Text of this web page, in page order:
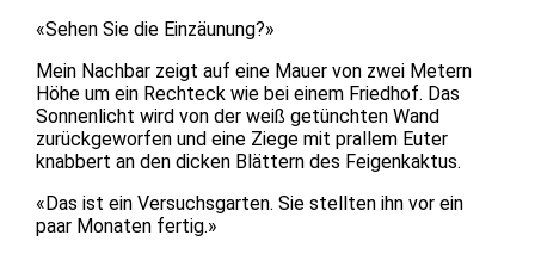
«Sehen Sie die Einzäunung?»
Mein Nachbar zeigt auf eine Mauer von zwei Metern
Höhe um ein Rechteck wie bei einem Friedhof. Das
Sonnenlicht wird von der weiß getünchten Wand
zurückgeworfen und eine Ziege mit prallem Euter
knabbert an den dicken Blättern des Feigenkaktus.
«Das ist ein Versuchsgarten. Sie stellten ihn vor ein
paar Monaten fertig.»